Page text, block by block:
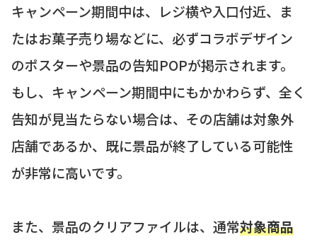
キャンペーン期間中は、レジ横や入口付近、ま
たはお菓子売り場などに、必ずコラボデザイン
のポスターや景品の告知POPが掲示されます。
もし、キャンペーン期間中にもかかわらず、全く
告知が見当たらない場合は、その店舗は対象外
店舗であるか、既に景品が終了している可能性
が非常に高いです。
また、景品のクリアファイルは、通常対象商品